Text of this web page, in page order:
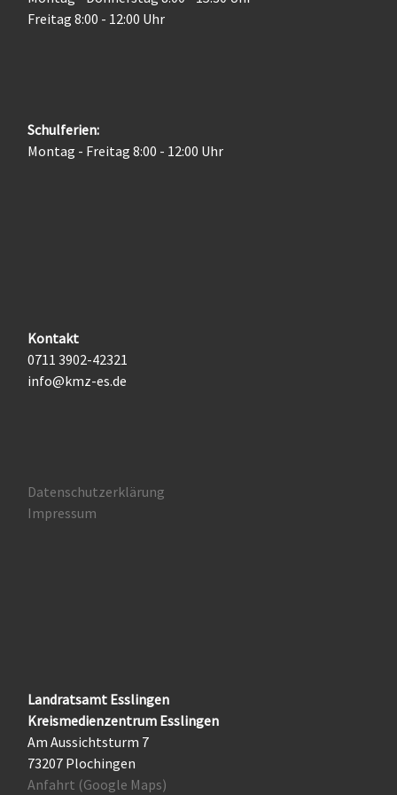
Freitag 8:00 - 12:00 Uhr
Schulferien:
Montag - Freitag 8:00 - 12:00 Uhr
Kontakt
0711 3902-42321
info@kmz-es.de
Datenschutzerklärung
Impressum
Landratsamt Esslingen
Kreismedienzentrum Esslingen
Am Aussichtsturm 7
73207 Plochingen
Anfahrt (Google Maps)